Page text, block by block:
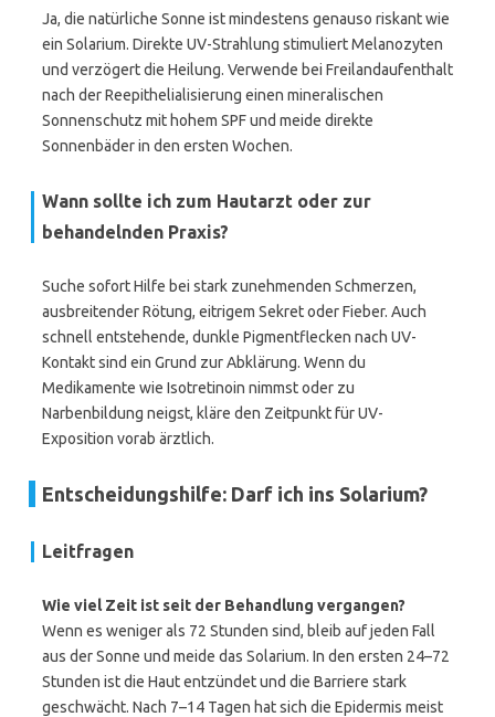
Ja, die natürliche Sonne ist mindestens genauso riskant wie
ein Solarium. Direkte UV-Strahlung stimuliert Melanozyten
und verzögert die Heilung. Verwende bei Freilandaufenthalt
nach der Reepithelialisierung einen mineralischen
Sonnenschutz mit hohem SPF und meide direkte
Sonnenbäder in den ersten Wochen.
Wann sollte ich zum Hautarzt oder zur
behandelnden Praxis?
Suche sofort Hilfe bei stark zunehmenden Schmerzen,
ausbreitender Rötung, eitrigem Sekret oder Fieber. Auch
schnell entstehende, dunkle Pigmentflecken nach UV-
Kontakt sind ein Grund zur Abklärung. Wenn du
Medikamente wie Isotretinoin nimmst oder zu
Narbenbildung neigst, kläre den Zeitpunkt für UV-
Exposition vorab ärztlich.
Entscheidungshilfe: Darf ich ins Solarium?
Leitfragen
Wie viel Zeit ist seit der Behandlung vergangen?
Wenn es weniger als 72 Stunden sind, bleib auf jeden Fall
aus der Sonne und meide das Solarium. In den ersten 24–72
Stunden ist die Haut entzündet und die Barriere stark
geschwächt. Nach 7–14 Tagen hat sich die Epidermis meist